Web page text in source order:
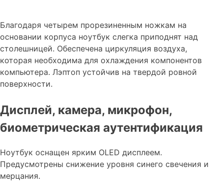
Благодаря четырем прорезиненным ножкам на
основании корпуса ноутбук слегка приподнят над
столешницей. Обеспечена циркуляция воздуха,
которая необходима для охлаждения компонентов
компьютера. Лэптоп устойчив на твердой ровной
поверхности.
Дисплей, камера, микрофон,
биометрическая аутентификация
Ноутбук оснащен ярким OLED дисплеем.
Предусмотрены снижение уровня синего свечения и
мерцания.